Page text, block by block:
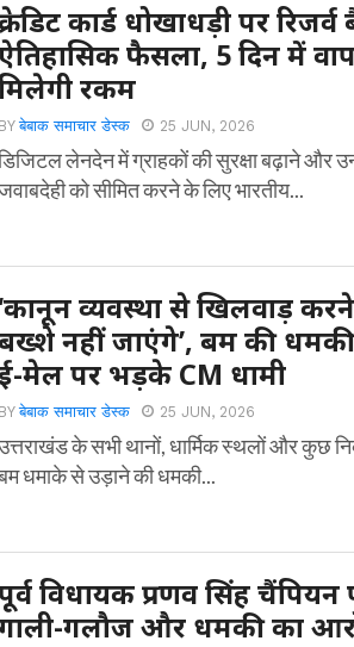
कार्ड धोखाधड़ी पर
फैसला, 5 दिन में
रकम
BYबेबाक समाचार डेस्क 25 JUN, 2026
लेनदेन में ग्राहकों की सुरक्षा बढ़ाने और
को सीमित करने के लिए भारतीय...
व्यवस्था से खिलवाड़
नहीं जाएंगे’, बम की
मेल पर भड़के CM धामी
BYबेबाक समाचार डेस्क 25 JUN, 2026
के सभी थानों, धार्मिक स्थलों और कुछ
धमाके से उड़ाने की धमकी...
विधायक प्रणव सिंह चैंपियन
गलौज और धमकी का